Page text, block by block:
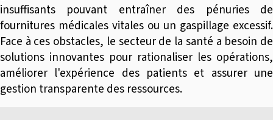
insuffisants pouvant entraîner des pénuries de
fournitures médicales vitales ou un gaspillage excessif.
Face à ces obstacles, le secteur de la santé a besoin de
solutions innovantes pour rationaliser les opérations,
améliorer l'expérience des patients et assurer une
gestion transparente des ressources.